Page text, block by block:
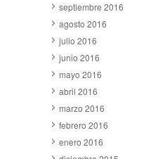
septiembre 2016
agosto 2016
julio 2016
junio 2016
mayo 2016
abril 2016
marzo 2016
febrero 2016
enero 2016